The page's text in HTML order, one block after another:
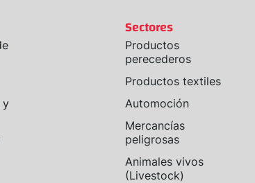
y
Sectores
Productos
perecederos
Productos textiles
Automoción
Mercancías
peligrosas
Animales vivos
(Livestock)